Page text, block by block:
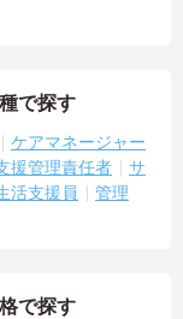
で探す
ケアマネージャー
援管理責任者
サ
活支援員
管理
で探す